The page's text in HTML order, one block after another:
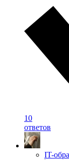
10
ответов
IT-